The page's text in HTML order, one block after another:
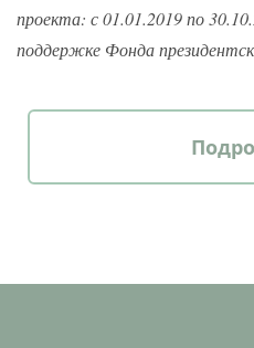
проекта: с 01.01.2019 по
поддержке Фонда